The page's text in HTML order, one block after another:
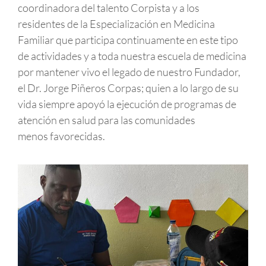
coordinadora del talento Corpista y a los
residentes de la Especialización en Medicina
Familiar que participa continuamente en este tipo
de actividades y a toda nuestra escuela de medicina
por mantener vivo el legado de nuestro Fundador,
el Dr. Jorge Piñeros Corpas; quien a lo largo de su
vida siempre apoyó la ejecución de programas de
atención en salud para las comunidades
menos favorecidas.